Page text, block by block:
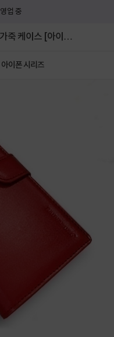
업 중
이스 [아이폰
아이폰 시리즈